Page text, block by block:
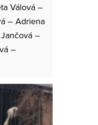
Válová –
– Adriena
–
–